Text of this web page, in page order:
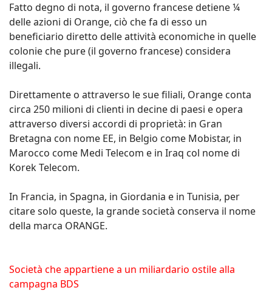
Fatto degno di nota, il governo francese detiene ¼
delle azioni di Orange, ciò che fa di esso un
beneficiario diretto delle attività economiche in quelle
colonie che pure (il governo francese) considera
illegali.
Direttamente o attraverso le sue filiali, Orange conta
circa 250 milioni di clienti in decine di paesi e opera
attraverso diversi accordi di proprietà: in Gran
Bretagna con nome EE, in Belgio come Mobistar, in
Marocco come Medi Telecom e in Iraq col nome di
Korek Telecom.
In Francia, in Spagna, in Giordania e in Tunisia, per
citare solo queste, la grande società conserva il nome
della marca ORANGE.
Società che appartiene a un miliardario ostile alla
campagna BDS